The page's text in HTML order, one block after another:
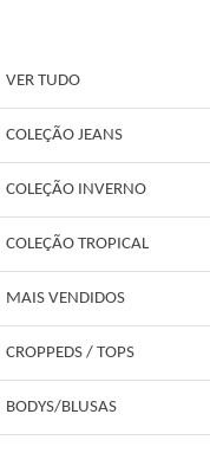
VER TUDO
COLEÇÃO JEANS
COLEÇÃO INVERNO
COLEÇÃO TROPICAL
MAIS VENDIDOS
CROPPEDS / TOPS
BODYS/BLUSAS